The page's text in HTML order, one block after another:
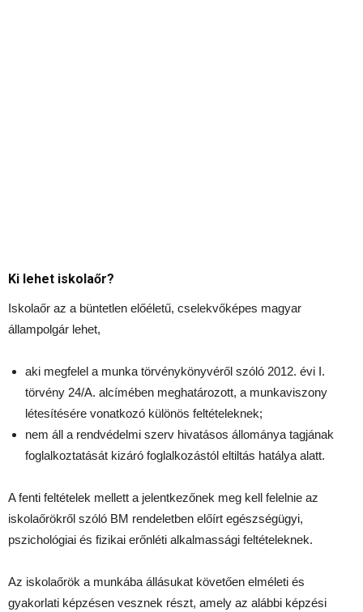
Ki lehet iskolaőr?
Iskolaőr az a büntetlen előéletű, cselekvőképes magyar
állampolgár lehet,
aki megfelel a munka törvénykönyvéről szóló 2012. évi I.
törvény 24/A. alcímében meghatározott, a munkaviszony
létesítésére vonatkozó különös feltételeknek;
nem áll a rendvédelmi szerv hivatásos állománya tagjának
foglalkoztatását kizáró foglalkozástól eltiltás hatálya alatt.
A fenti feltételek mellett a jelentkezőnek meg kell felelnie az
iskolaőrökről szóló BM rendeletben előírt egészségügyi,
pszichológiai és fizikai erőnléti alkalmassági feltételeknek.
Az iskolaőrök a munkába állásukat követően elméleti és
gyakorlati képzésen vesznek részt, amely az alábbi képzési